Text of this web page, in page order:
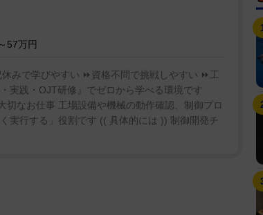
57万円
みで学びやすい ⏩資格不問で挑戦しやすい ⏩工
実践・OJT研修』でゼロから学べる環境です
切なお仕事 工場設備や機械の動作確認、制御プロ
実行する」役割です (( 具体的には )) 制御開発チ